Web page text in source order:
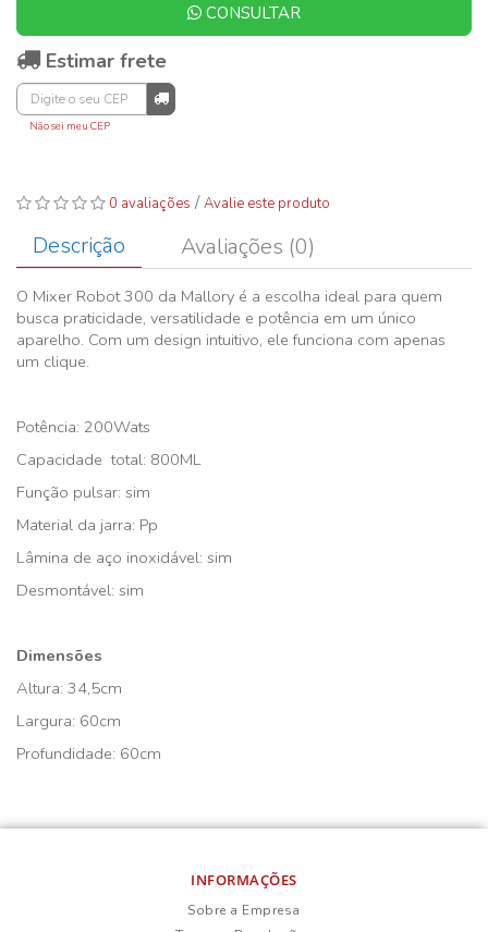
CONSULTAR
Estimar frete
Não sei meu CEP
0 avaliações /Avalie este produto
Descrição Avaliações (0)
O Mixer Robot 300 da Mallory é a escolha ideal para quem
busca praticidade, versatilidade e potência em um único
aparelho. Com um design intuitivo, ele funciona com apenas
um clique.
Potência: 200Wats
Capacidade total: 800ML
Função pulsar: sim
Material da jarra: Pp
Lâmina de aço inoxidável: sim
Desmontável: sim
Dimensões
Altura: 34,5cm
Largura: 60cm
Profundidade: 60cm
INFORMAÇÕES
Sobre a Empresa